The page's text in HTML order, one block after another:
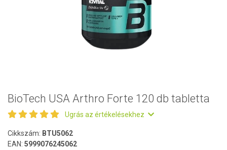
BioTech USA Arthro Forte 120 db tabletta
Ugrás az értékelésekhez
Cikkszám: BTU5062
EAN: 5999076245062